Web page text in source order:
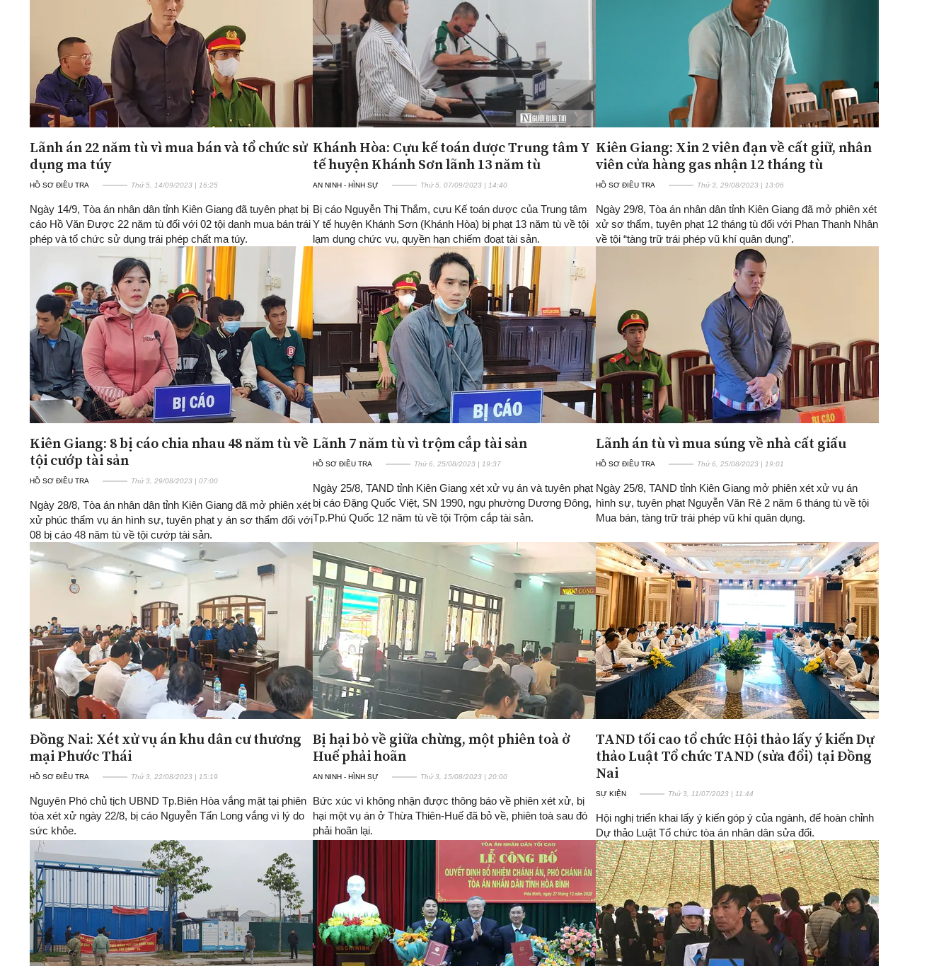
Lãnh án 22 năm tù vì mua bán và tổ chức sử
dụng ma túy
HỒ SƠ ĐIỀU TRA Thứ 5, 14/09/2023 | 16:25
Ngày 14/9, Tòa án nhân dân tỉnh Kiên Giang đã tuyên phạt bị
cáo Hồ Văn Được 22 năm tù đối với 02 tội danh mua bán trái
phép và tổ chức sử dụng trái phép chất ma túy.
Khánh Hòa: Cựu kế toán dược Trung tâm Y
tế huyện Khánh Sơn lãnh 13 năm tù
AN NINH - HÌNH SỰ Thứ 5, 07/09/2023 | 14:40
Bị cáo Nguyễn Thị Thắm, cựu Kế toán dược của Trung tâm
Y tế huyện Khánh Sơn (Khánh Hòa) bị phạt 13 năm tù về tội
lạm dụng chức vụ, quyền hạn chiếm đoạt tài sản.
Kiên Giang: Xin 2 viên đạn về cất giữ, nhân
viên cửa hàng gas nhận 12 tháng tù
HỒ SƠ ĐIỀU TRA Thứ 3, 29/08/2023 | 13:06
Ngày 29/8, Tòa án nhân dân tỉnh Kiên Giang đã mở phiên xét
xử sơ thẩm, tuyên phạt 12 tháng tù đối với Phan Thanh Nhân
về tội “tàng trữ trái phép vũ khí quân dụng”.
Kiên Giang: 8 bị cáo chia nhau 48 năm tù về
tội cướp tài sản
HỒ SƠ ĐIỀU TRA Thứ 3, 29/08/2023 | 07:00
Ngày 28/8, Tòa án nhân dân tỉnh Kiên Giang đã mở phiên xét
xử phúc thẩm vụ án hình sự, tuyên phạt y án sơ thẩm đối với
08 bị cáo 48 năm tù về tội cướp tài sản.
Lãnh 7 năm tù vì trộm cắp tài sản
HỒ SƠ ĐIỀU TRA Thứ 6, 25/08/2023 | 19:37
Ngày 25/8, TAND tỉnh Kiên Giang xét xử vụ án và tuyên phạt
bị cáo Đặng Quốc Việt, SN 1990, ngụ phường Dương Đông,
Tp.Phú Quốc 12 năm tù về tội Trộm cắp tài sản.
Lãnh án tù vì mua súng về nhà cất giấu
HỒ SƠ ĐIỀU TRA Thứ 6, 25/08/2023 | 19:01
Ngày 25/8, TAND tỉnh Kiên Giang mở phiên xét xử vụ án
hình sự, tuyên phạt Nguyễn Văn Rê 2 năm 6 tháng tù về tội
Mua bán, tàng trữ trái phép vũ khí quân dụng.
Đồng Nai: Xét xử vụ án khu dân cư thương
mại Phước Thái
HỒ SƠ ĐIỀU TRA Thứ 3, 22/08/2023 | 15:19
Nguyên Phó chủ tịch UBND Tp.Biên Hòa vắng mặt tại phiên
tòa xét xử ngày 22/8, bị cáo Nguyễn Tấn Long vắng vì lý do
sức khỏe.
Bị hại bỏ về giữa chừng, một phiên toà ở
Huế phải hoãn
AN NINH - HÌNH SỰ Thứ 3, 15/08/2023 | 20:00
Bức xúc vì không nhận được thông báo về phiên xét xử, bị
hại một vụ án ở Thừa Thiên-Huế đã bỏ về, phiên toà sau đó
phải hoãn lại.
TAND tối cao tổ chức Hội thảo lấy ý kiến Dự
thảo Luật Tổ chức TAND (sửa đổi) tại Đồng
Nai
SỰ KIỆN Thứ 3, 11/07/2023 | 11:44
Hội nghị triển khai lấy ý kiến góp ý của ngành, để hoàn chỉnh
Dự thảo Luật Tổ chức tòa án nhân dân sửa đổi.